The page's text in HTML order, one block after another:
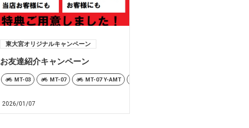
東大宮オリジナルキャンペーン
お友達紹介キャンペーン
MT-03 MT-07 MT-07 Y-AMT
2026/01/07